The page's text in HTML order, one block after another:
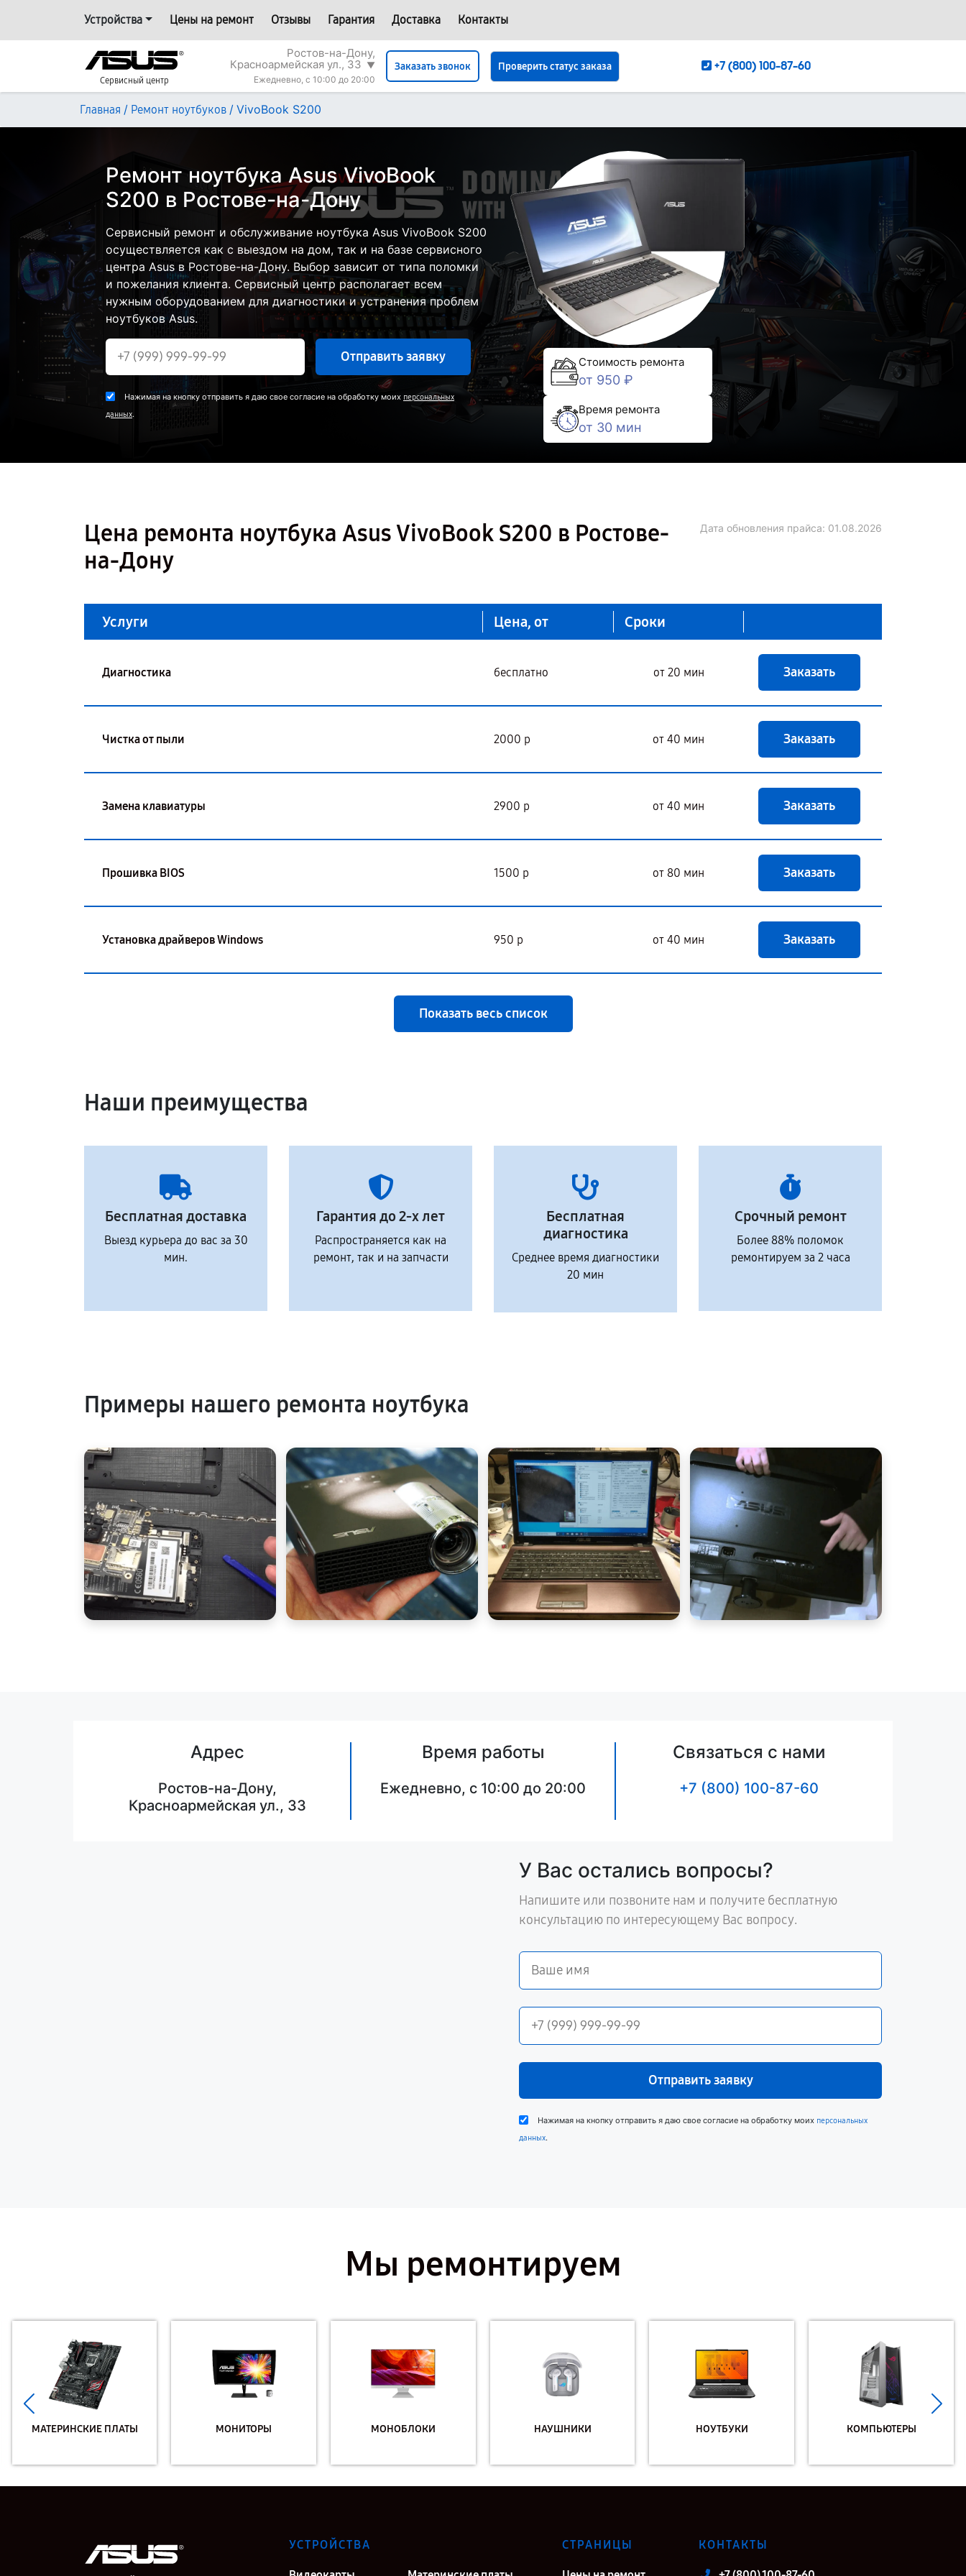
Устройства Цены на ремонт Отзывы Гарантия Доставка Контакты
Сервисный центр
Ростов-на-Дону,
Красноармейская ул., 33 ▼
Ежедневно, с 10:00 до 20:00
Заказать звонок Проверить статус заказа +7 (800) 100-87-60
Главная / Ремонт ноутбуков / VivoBook S200
Ремонт ноутбука Asus VivoBook
S200 в Ростове-на-Дону
Сервисный ремонт и обслуживание ноутбука Asus VivoBook S200
осуществляется как с выездом на дом, так и на базе сервисного
центра Asus в Ростове-на-Дону. Выбор зависит от типа поломки
и пожелания клиента. Сервисный центр располагает всем
нужным оборудованием для диагностики и устранения проблем
ноутбуков Asus.
Отправить заявку
Нажимая на кнопку отправить я даю свое согласие на обработку моих персональных
данных.
Стоимость ремонта
от 950 ₽
Время ремонта
от 30 мин
Цена ремонта ноутбука Asus VivoBook S200 в Ростове-
на-Дону
Дата обновления прайса: 01.08.2026
Услуги Цена, от Сроки
Диагностика бесплатно от 20 мин Заказать
Чистка от пыли 2000 р от 40 мин Заказать
Замена клавиатуры 2900 р от 40 мин Заказать
Прошивка BIOS 1500 р от 80 мин Заказать
Установка драйверов Windows 950 р от 40 мин Заказать
Показать весь список
Наши преимущества
Бесплатная доставка
Выезд курьера до вас за 30
мин.
Гарантия до 2-х лет
Распространяется как на
ремонт, так и на запчасти
Бесплатная
диагностика
Среднее время диагностики
20 мин
Срочный ремонт
Более 88% поломок
ремонтируем за 2 часа
Примеры нашего ремонта ноутбука
Адрес
Ростов-на-Дону,
Красноармейская ул., 33
Время работы
Ежедневно, с 10:00 до 20:00
Связаться с нами
+7 (800) 100-87-60
У Вас остались вопросы?
Напишите или позвоните нам и получите бесплатную
консультацию по интересующему Вас вопросу.
Отправить заявку
Нажимая на кнопку отправить я даю свое согласие на обработку моих персональных
данных.
Мы ремонтируем
МАТЕРИНСКИЕ ПЛАТЫ МОНИТОРЫ МОНОБЛОКИ НАУШНИКИ НОУТБУКИ КОМПЬЮТЕРЫ
УСТРОЙСТВА СТРАНИЦЫ КОНТАКТЫ